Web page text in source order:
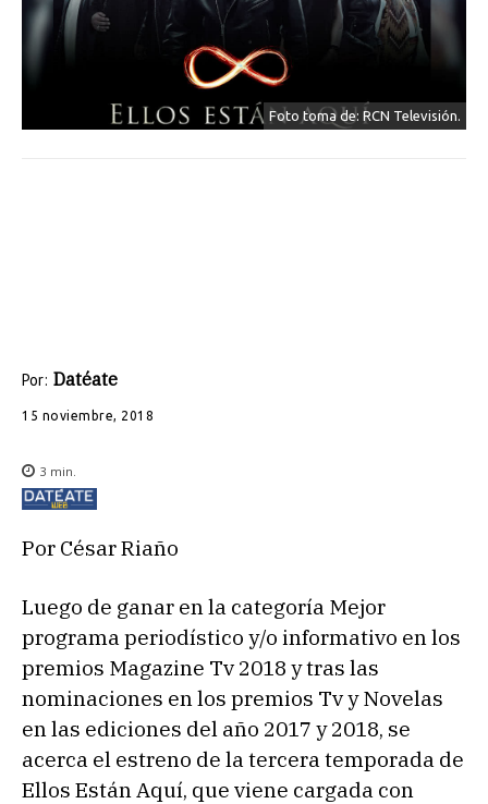
Foto toma de: RCN Televisión.
Por: Datéate
15 noviembre, 2018
3 min.
Por César Riaño
Luego de ganar en la categoría Mejor
programa periodístico y/o informativo en los
premios Magazine Tv 2018 y tras las
nominaciones en los premios Tv y Novelas
en las ediciones del año 2017 y 2018, se
acerca el estreno de la tercera temporada de
Ellos Están Aquí, que viene cargada con